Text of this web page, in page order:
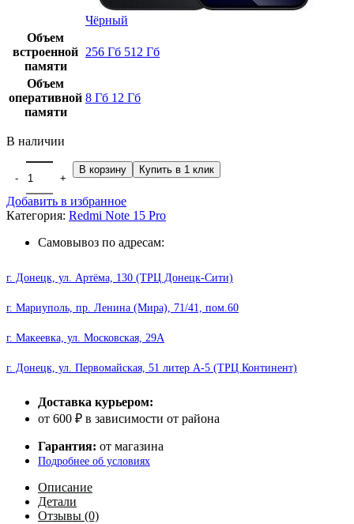
Чёрный
Объем
встроенной
памяти
256 Гб 512 Гб
Объем
оперативной
памяти
8 Гб 12 Гб
В наличии
Количество товара Xiaomi Redmi Note 15 Pro (12+512Gb) Black
В корзину Купить в 1 клик
Добавить в избранное
Категория: Redmi Note 15 Pro
Самовывоз по адресам:
г. Донецк, ул. Артёма, 130 (ТРЦ Донецк-Сити)
г. Мариуполь, пр. Ленина (Мира), 71/41, пом.60
г. Макеевка, ул. Московская, 29А
г. Донецк, ул. Первомайская, 51 литер А-5 (ТРЦ Континент)
Доставка курьером:
от 600 ₽ в зависимости от района
Гарантия: от магазина
Подробнее об условиях
Описание
Детали
Отзывы (0)